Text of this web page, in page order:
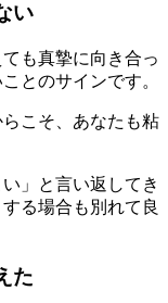
い
も真摯に向き合っ
とのサインです。
こそ、あなたも粘
」と言い返してき
る場合も別れて良
た